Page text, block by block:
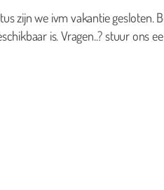
zijn we ivm vakantie gesloten.
is. Vragen..? stuur ons